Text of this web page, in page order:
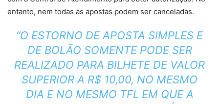
entanto, nem todas as apostas podem ser canceladas.
“O ESTORNO DE APOSTA SIMPLES E
DE BOLÃO SOMENTE PODE SER
REALIZADO PARA BILHETE DE VALOR
SUPERIOR A R$ 10,00, NO MESMO
DIA E NO MESMO TFL EM QUE A